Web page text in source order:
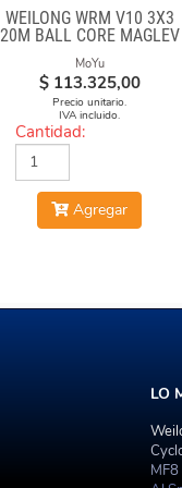
WEILONG WRM V10 3X3
20M BALL CORE MAGLEV
UV
MoYu
$ 113.325,00
Precio unitario.
IVA incluido.
Cantidad:
Agregar
LO